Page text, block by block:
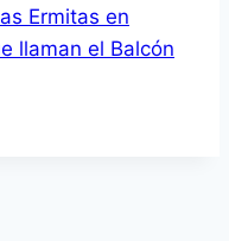
Ermitas en
llaman el Balcón